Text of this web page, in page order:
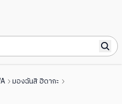
มองฉันสิ ฮิดากะ